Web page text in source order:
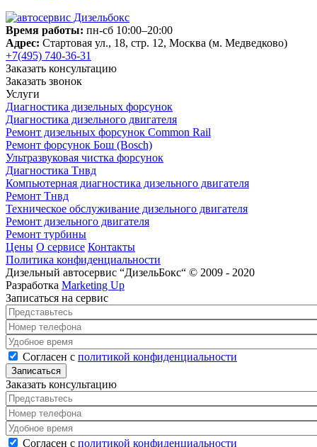
Время работы: пн-сб 10:00–20:00
Адрес: Стартовая ул., 18, стр. 12, Москва (м. Медведково)
+7(495) 740-36-31
Заказать консультацию
Заказать звонок
Услуги
Диагностика дизельных форсунок
Диагностика дизельного двигателя
Ремонт дизельных форсунок Common Rail
Ремонт форсунок Бош (Bosch)
Ультразвуковая чистка форсунок
Диагностика Тнвд
Компьютерная диагностика дизельного двигателя
Ремонт Тнвд
Техническое обслуживание дизельного двигателя
Ремонт дизельного двигателя
Ремонт турбины
Цены О сервисе Контакты
Политика конфиденциальности
Дизельный автосервис “ДизельБокс“ © 2009 - 2020
Разработка Marketing Up
Записаться на сервис
Представьтесь
Номер телефона
Удобное время
Согласен с политикой конфиденциальности*
Согласен с политикой конфиденциальности
Заказать консультацию
Представьтесь
Номер телефона
Удобное время
Согласен с политикой конфиденциальности*
Согласен с политикой конфиденциальности